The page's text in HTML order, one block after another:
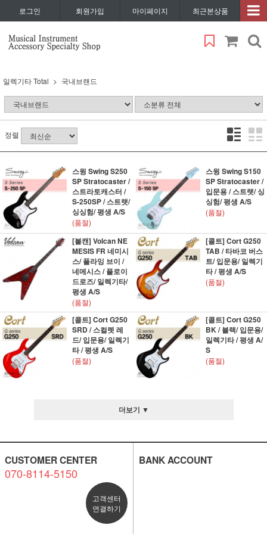
로그인 회원가입 마이페이지 최근본상품
일렉기타 Total 국내브랜드
정렬
스윙 Swing S250
SP Stratocaster /
스트라토캐스터 /
S-250SP / 스트랫/
싱싱험/ 평생 A/S
(품절)
스윙 Swing S150
SP Stratocaster /
입문용 / 스트랫/ 싱
싱험/ 평생 A/S
(품절)
[볼캔] Volcan NE
MESIS FR 네미시
스/ 플라잉 브이 /
네메시스 / 플로이
드로즈/ 일렉기타/
평생 A/S
(품절)
[콜트] Cort G250
TAB / 타바코 버스
트/ 입문용/ 일렉기
타 / 평생 A/S
(품절)
[콜트] Cort G250
SRD / 스컬렛 레
드/ 입문용/ 일렉기
타 / 평생 A/S
(품절)
[콜트] Cort G250
BK / 블랙/ 입문용/
일렉기타 / 평생 A/
S
(품절)
더보기 ▼
CUSTOMER CENTER
070-8114-5150
고객센터
연결하기
BANK ACCOUNT